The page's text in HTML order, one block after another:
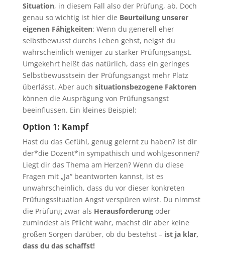
Situation, in diesem Fall also der Prüfung, ab. Doch
genau so wichtig ist hier die Beurteilung unserer
eigenen Fähigkeiten: Wenn du generell eher
selbstbewusst durchs Leben gehst, neigst du
wahrscheinlich weniger zu starker Prüfungsangst.
Umgekehrt heißt das natürlich, dass ein geringes
Selbstbewusstsein der Prüfungsangst mehr Platz
überlässt. Aber auch situationsbezogene Faktoren
können die Ausprägung von Prüfungsangst
beeinflussen. Ein kleines Beispiel:
Option 1: Kampf
Hast du das Gefühl, genug gelernt zu haben? Ist dir
der*die Dozent*in sympathisch und wohlgesonnen?
Liegt dir das Thema am Herzen? Wenn du diese
Fragen mit „Ja“ beantworten kannst, ist es
unwahrscheinlich, dass du vor dieser konkreten
Prüfungssituation Angst verspüren wirst. Du nimmst
die Prüfung zwar als Herausforderungoder
zumindest als Pflicht wahr, machst dir aber keine
großen Sorgen darüber, ob du bestehst – ist ja klar,
dass du das schaffst!